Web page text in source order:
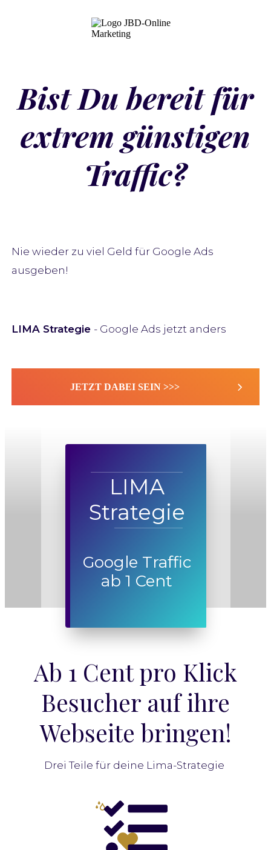
Bist Du bereit für
extrem günstigen
Traffic?
Nie wieder zu viel Geld für Google Ads
ausgeben!
LIMA Strategie - Google Ads jetzt anders
JETZT DABEI SEIN >>>
LIMA
Strategie
Google Traffic
ab 1 Cent
Ab 1 Cent pro Klick
Besucher auf ihre
Webseite bringen!
Drei Teile für deine Lima-Strategie